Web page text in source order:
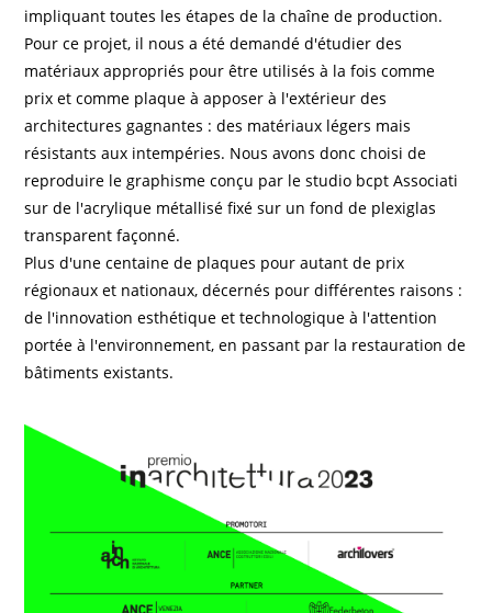
impliquant toutes les étapes de la chaîne de production.
Pour ce projet, il nous a été demandé d'étudier des
matériaux appropriés pour être utilisés à la fois comme
prix et comme plaque à apposer à l'extérieur des
architectures gagnantes : des matériaux légers mais
résistants aux intempéries. Nous avons donc choisi de
reproduire le graphisme conçu par le studio bcpt Associati
sur de l'acrylique métallisé fixé sur un fond de plexiglas
transparent façonné.
Plus d'une centaine de plaques pour autant de prix
régionaux et nationaux, décernés pour différentes raisons :
de l'innovation esthétique et technologique à l'attention
portée à l'environnement, en passant par la restauration de
bâtiments existants.